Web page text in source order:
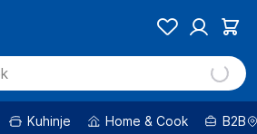
Kuhinje Home & Cook B2B